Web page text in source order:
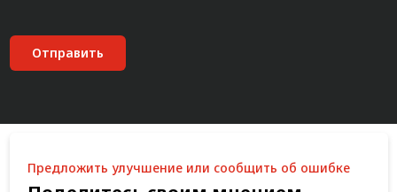
Отправить
Предложить улучшение или сообщить об ошибке